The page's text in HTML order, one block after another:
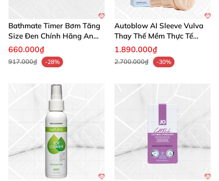
Hãy biến việc vệ sinh đồ chơi trở nên nhanh chóng,
an toàn và dễ chịu với Intimate Earth. Cảm nhận sự
khác biệt ngay hôm nay và nâng cấp trải nghiệm của
bạn lên một tầm cao mới. Mua hàng ngay để tận
Bathmate Timer Bơm Tăng
Size Đen Chính Hãng An
Toàn
660.000₫
917.000₫ -28%
Autoblow AI Sleeve Vulva
Thay Thế Mềm Thực Tế
Nâng Tầm
1.890.000₫
2.700.000₫ -30%